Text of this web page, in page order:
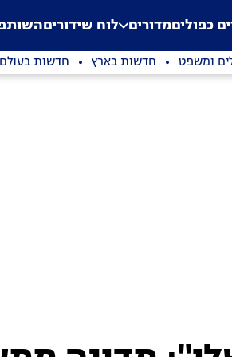
Application error: a
. כפוליםמדורים לוח שידורים
ומשפט חדשות בארץ חדשות בעולם